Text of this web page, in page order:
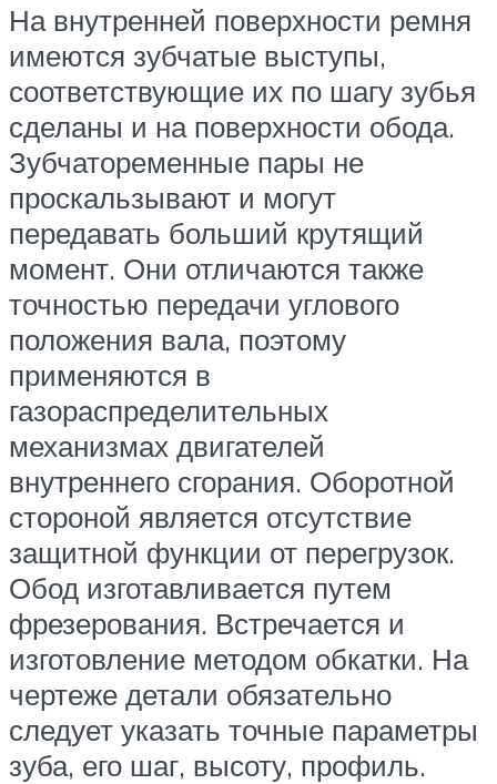
На внутренней поверхности ремня
имеются зубчатые выступы,
соответствующие их по шагу зубья
сделаны и на поверхности обода.
Зубчатоременные пары не
проскальзывают и могут
передавать больший крутящий
момент. Они отличаются также
точностью передачи углового
положения вала, поэтому
применяются в
газораспределительных
механизмах двигателей
внутреннего сгорания. Оборотной
стороной является отсутствие
защитной функции от перегрузок.
Обод изготавливается путем
фрезерования. Встречается и
изготовление методом обкатки. На
чертеже детали обязательно
следует указать точные параметры
зуба, его шаг, высоту, профиль.